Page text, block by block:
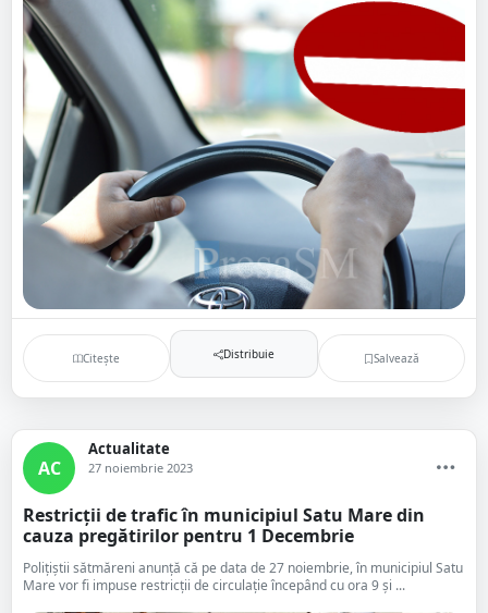
Citește Distribuie Salvează
AC
Actualitate
27 noiembrie 2023
Restricții de trafic în municipiul Satu Mare din
cauza pregătirilor pentru 1 Decembrie
Polițiștii sătmăreni anunță că pe data de 27 noiembrie, în municipiul Satu
Mare vor fi impuse restricții de circulație începând cu ora 9 și ...